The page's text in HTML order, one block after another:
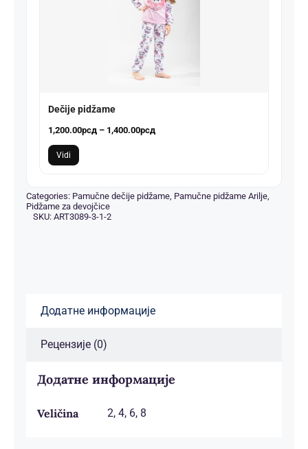
Dečije pidžame
1,200.00рсд – 1,400.00рсдРаспон
до
Vidi
Categories: Pamučne dečije pidžame, Pamučne pidžame Arilje,
Pidžame za devojčice
SKU: ART3089-3-1-2
Додатне информације
Рецензије (0)
Додатне информације
Veličina 2, 4, 6, 8